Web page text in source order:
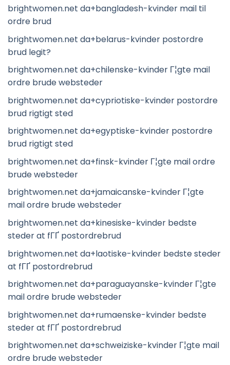
brightwomen.net da+bangladesh-kvinder mail til
ordre brud
brightwomen.net da+belarus-kvinder postordre
brud legit?
brightwomen.net da+chilenske-kvinder Г¦gte mail
ordre brude websteder
brightwomen.net da+cypriotiske-kvinder postordre
brud rigtigt sted
brightwomen.net da+egyptiske-kvinder postordre
brud rigtigt sted
brightwomen.net da+finsk-kvinder Г¦gte mail ordre
brude websteder
brightwomen.net da+jamaicanske-kvinder Г¦gte
mail ordre brude websteder
brightwomen.net da+kinesiske-kvinder bedste
steder at fГҐ postordrebrud
brightwomen.net da+laotiske-kvinder bedste steder
at fГҐ postordrebrud
brightwomen.net da+paraguayanske-kvinder Г¦gte
mail ordre brude websteder
brightwomen.net da+rumaenske-kvinder bedste
steder at fГҐ postordrebrud
brightwomen.net da+schweiziske-kvinder Г¦gte mail
ordre brude websteder